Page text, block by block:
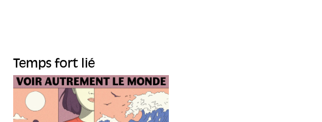
Temps fort lié